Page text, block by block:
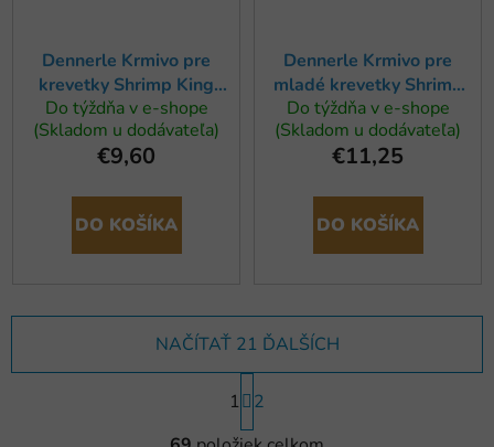
Dennerle Krmivo pre
krevetky Shrimp King
Snow Pops, 40g
Do týždňa v e-shope
(Skladom u dodávateľa)
€9,60
DO KOŠÍKA
Dennerle Krmivo pre
mladé krevetky Shrimp
King Baby, 35g
Do týždňa v e-shope
(Skladom u dodávateľa)
€11,25
DO KOŠÍKA
O
NAČÍTAŤ 21 ĎALŠÍCH
S
t
r
1
2